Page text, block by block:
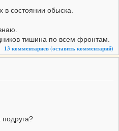
состоянии обыска.
тишина по всем фронтам.
13 комментариев(оставить комментарий)